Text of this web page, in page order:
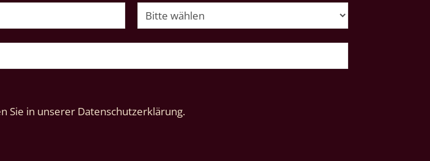
Sie in unserer Datenschutzerklärung.